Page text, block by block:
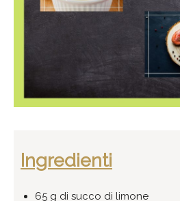
Ingredienti
65 g di succo di limone